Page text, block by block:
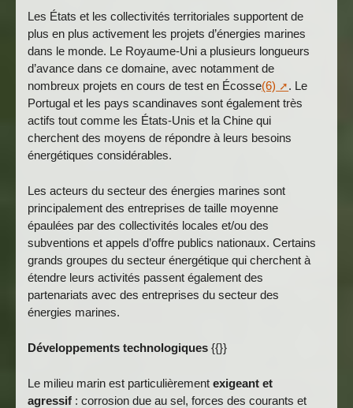
Les États et les collectivités territoriales supportent de
plus en plus activement les projets d’énergies marines
dans le monde. Le Royaume-Uni a plusieurs longueurs
d’avance dans ce domaine, avec notamment de
nombreux projets en cours de test en Écosse(6)
. Le
Portugal et les pays scandinaves sont également très
actifs tout comme les États-Unis et la Chine qui
cherchent des moyens de répondre à leurs besoins
énergétiques considérables.
Les acteurs du secteur des énergies marines sont
principalement des entreprises de taille moyenne
épaulées par des collectivités locales et/ou des
subventions et appels d’offre publics nationaux. Certains
grands groupes du secteur énergétique qui cherchent à
étendre leurs activités passent également des
partenariats avec des entreprises du secteur des
énergies marines.
Développements technologiques{{}}
Le milieu marin est particulièrementexigeant et
agressif : corrosion due au sel, forces des courants et